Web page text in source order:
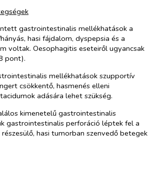
gastrointestinalis mellékhatások a
hasi fájdalom, dyspepsia és a
voltak. Oesophagitis eseteiről ugyancsak
pont).
mellékhatások szupportív
csökkentő, hasmenés elleni
adására lehet szükség.
kimenetelű gastrointestinalis
gastrointestinalis perforáció léptek fel a
hasi tumorban szenvedő betegek